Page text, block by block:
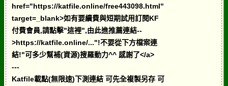
href="https://katfile.online/free443098.html"
target=_blank>如有要續費與短期試用訂閱KF
付費會員,請點擊"這裡",由此進推薦連結--
>https://katfile.online/..."!不要從下方檔案連
結!"可多少幫補(資源)搜羅動力^^ 感謝了</a>
---
Katfile載點(無限速)下測連結 可先全複製另存 可